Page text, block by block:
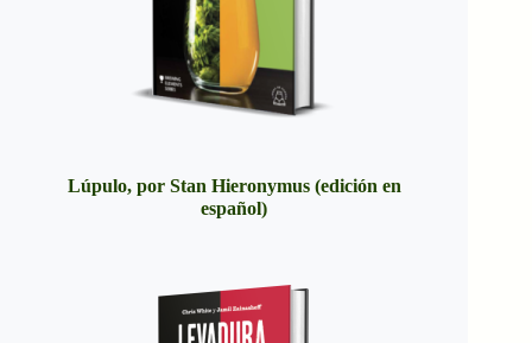
Lúpulo, por Stan Hieronymus (edición en
español)